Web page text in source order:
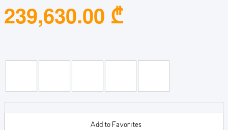
239,630.00 ₾
Add to Favorites